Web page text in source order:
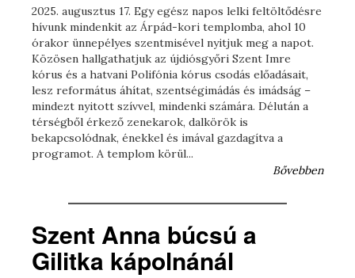
2025. augusztus 17. Egy egész napos lelki feltöltődésre
hívunk mindenkit az Árpád-kori templomba, ahol 10
órakor ünnepélyes szentmisével nyitjuk meg a napot.
Közösen hallgathatjuk az újdiósgyőri Szent Imre
kórus és a hatvani Polifónia kórus csodás előadásait,
lesz református áhítat, szentségimádás és imádság –
mindezt nyitott szívvel, mindenki számára. Délután a
térségből érkező zenekarok, dalkörök is
bekapcsolódnak, énekkel és imával gazdagítva a
programot. A templom körül...
Bővebben
Szent Anna búcsú a
Gilitka kápolnánál